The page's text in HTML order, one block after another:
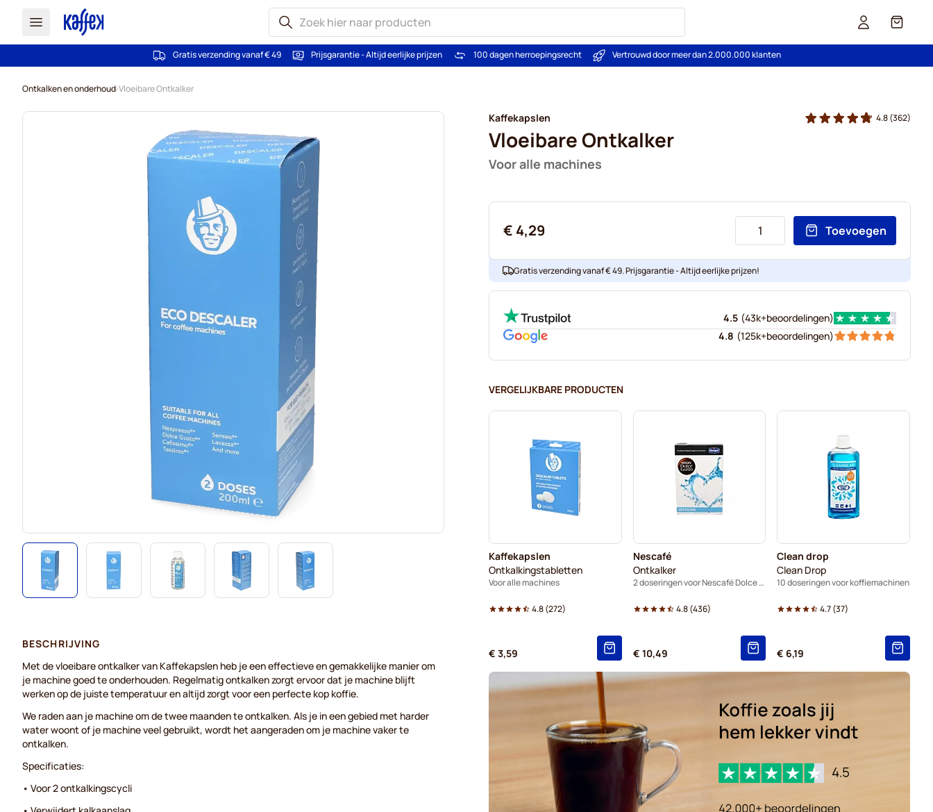
Cart
Gratis verzending vanaf € 49 Prijsgarantie - Altijd eerlijke prijzen 100 dagen herroepingsrecht Vertrouwd door meer dan 2.000.000 klanten
Ontkalken en onderhoud Vloeibare Ontkalker
Kaffekapslen
Vloeibare Ontkalker
Voor alle machines
4.8(362)
€ 4,29 Toevoegen
Gratis verzending vanaf € 49. Prijsgarantie - Altijd eerlijke prijzen!
4.5 (43k+beoordelingen)
4.8 (125k+beoordelingen)
VERGELIJKBARE PRODUCTEN
Kaffekapslen
Ontkalkingstabletten
Voor alle machines
4.8(272)
€ 3,59
Nescafé
Ontkalker
2 doseringen voor Nescafé Dolce Gusto
4.8(436)
€ 10,49
Clean drop
Clean Drop
10 doseringen voor koffiemachinen
4.7(37)
€ 6,19
BESCHRIJVING
Met de vloeibare ontkalker van Kaffekapslen heb je een effectieve en gemakkelijke manier om
je machine goed te onderhouden. Regelmatig ontkalken zorgt ervoor dat je machine blijft
werken op de juiste temperatuur en altijd zorgt voor een perfecte kop koffie.
We raden aan je machine om de twee maanden te ontkalken. Als je in een gebied met harder
water woont of je machine veel gebruikt, wordt het aangeraden om je machine vaker te
ontkalken.
Specificaties:
• Voor 2 ontkalkingscycli